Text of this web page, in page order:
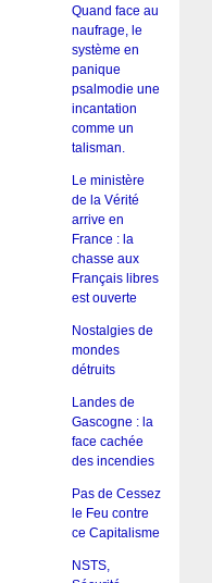
Quand face au
naufrage, le
système en
panique
psalmodie une
incantation
comme un
talisman.
Le ministère
de la Vérité
arrive en
France : la
chasse aux
Français libres
est ouverte
Nostalgies de
mondes
détruits
Landes de
Gascogne : la
face cachée
des incendies
Pas de Cessez
le Feu contre
ce Capitalisme
NSTS,